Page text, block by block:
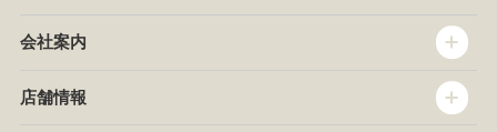
会社案内
企業情報
店舗情報